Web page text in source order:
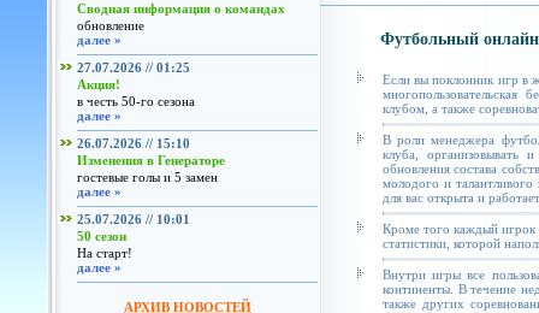
Сводная информация о командах
обновление
далее »
27.07.2026 // 01:25
Акция!
в честь 50-го сезона
далее »
26.07.2026 // 15:10
Изменения в Генераторе
гостевые голы и 5 замен
далее »
25.07.2026 // 10:01
50 сезон
На старт!
далее »
АРХИВ НОВОСТЕЙ
Футбольный
Если вы поклонник игр в
клубом, а также
В роли менеджера
клуба, организовывать
обновления состава
молодого и талантливого
для вас открыта и
Кроме того каждый игрок
статистики, которой
Внутри игры все
континенты. В течение
также других